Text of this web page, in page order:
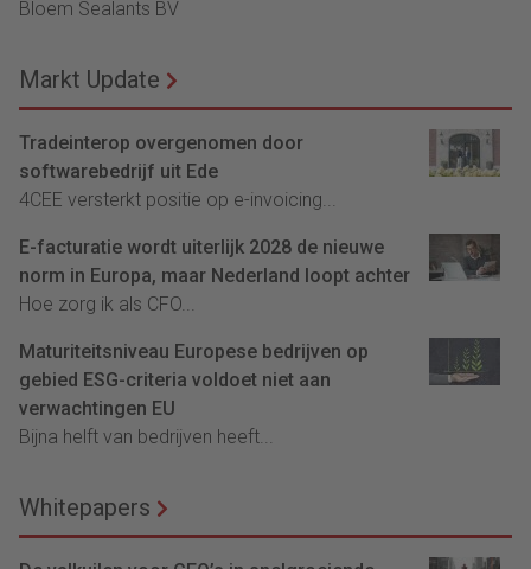
Bloem Sealants BV
Markt Update
Tradeinterop overgenomen door
softwarebedrijf uit Ede
4CEE versterkt positie op e-invoicing...
E-facturatie wordt uiterlijk 2028 de nieuwe
norm in Europa, maar Nederland loopt achter
Hoe zorg ik als CFO...
Maturiteitsniveau Europese bedrijven op
gebied ESG-criteria voldoet niet aan
verwachtingen EU
Bijna helft van bedrijven heeft...
Whitepapers